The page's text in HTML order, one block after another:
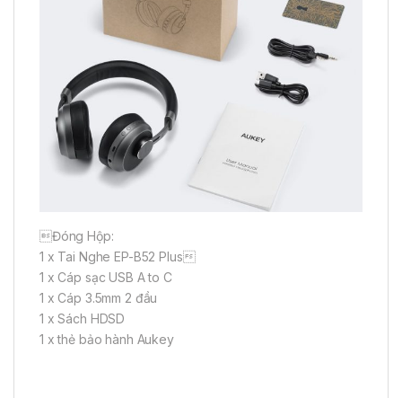
Đóng Hộp:
1 x Tai Nghe EP-B52 Plus
1 x Cáp sạc USB A to C
1 x Cáp 3.5mm 2 đầu
1 x Sách HDSD
1 x thẻ bảo hành Aukey